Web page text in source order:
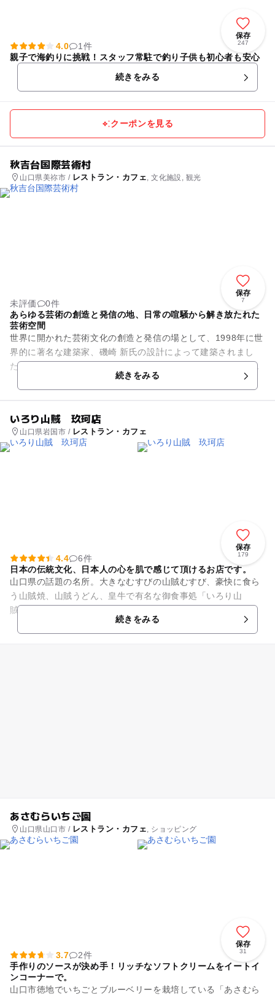
保存
247
4.0
1件
親子で海釣りに挑戦！スタッフ常駐で釣り子供も初心者も安心
続きをみる
クーポンを見る
秋吉台国際芸術村
山口県美祢市 / レストラン・カフェ, 文化施設, 観光
保存
7
未評価
0件
あらゆる芸術の創造と発信の地、日常の喧騒から解き放たれた
芸術空間
世界に開かれた芸術文化の創造と発信の場として、1998年に世
界的に著名な建築家、磯崎 新氏の設計によって建築されまし
た。音楽、美術、ダンス、演劇など幅広い芸術文化活動に対応
できる滞在型芸術文化施...続きをみる
いろり山賊 玖珂店
山口県岩国市 / レストラン・カフェ
保存
179
4.4
6件
日本の伝統文化、日本人の心を肌で感じて頂けるお店です。
山口県の話題の名所。大きなむすびの山賊むすび、豪快に食ら
う山賊焼、山賊うどん、皇牛で有名な御食事処「いろり山
賊」。 山口県内に6店舗ある山賊各支店の中でも最大の規模を
誇るのが玖珂店です。 店...続きをみる
あさむらいちご園
山口県山口市 / レストラン・カフェ , ショッピング
保存
31
3.7
2件
手作りのソースが決め手！リッチなソフトクリームをイートイ
ンコーナーで。
山口市徳地でいちごとブルーベリーを栽培している「あさむら